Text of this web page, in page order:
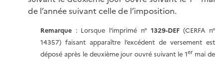
de l’année suivant celle de l’imposition.
Remarque: Lorsque l’imprimé n° 1329-DEF(CERFA n°
14357) faisant apparaître l’excédent de versement est
déposé après le deuxième jour ouvré suivant le 1er mai de